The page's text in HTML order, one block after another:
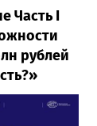
Часть I
рублей